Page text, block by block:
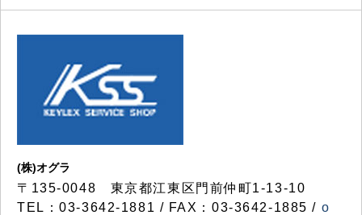
(株)オグラ
〒135-0048 東京都江東区門前仲町1-13-10
TEL：03-3642-1881 / FAX：03-3642-1885 / o